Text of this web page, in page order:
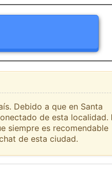
Debido a que en Santa
de esta localidad.
siempre es recomendable
de esta ciudad.